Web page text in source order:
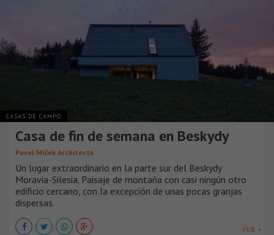
CASAS DE CAMPO
Casa de fin de semana en Beskydy
Pavel Míček Architects
Un lugar extraordinario en la parte sur del Beskydy
Moravia-Silesia. Paisaje de montaña con casi ningún otro
edificio cercano, con la excepción de unas pocas granjas
dispersas.
VER +